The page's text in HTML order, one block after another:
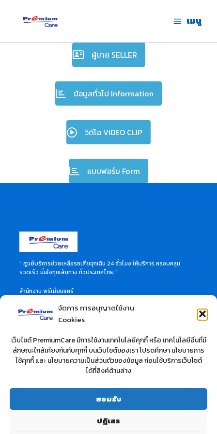
จัดการ การอนุญาตใช้งาน
Cookies
เว็บไซต์ PremiumCare มีการใช้งานเทคโนโลยีคุกกี้ หรือ เทคโนโลยีอื่นที่มี
ลักษณะใกล้เคียงกันกับคุกกี้ บนเว็บไซต์ของเรา โปรดศึกษา นโยบายการ
ใช้คุกกี้ และ นโยบายความเป็นส่วนตัวของข้อมูล ก่อนใช้บริการเว็บไซต์
ได้ที่ลิงค์ด้านล่าง
ยอมรับ
ปฏิเสธ
เมนู
ผู้ขาย SELLER
ข้อมูลทั่วไป Information
วิดีโอ VIDEO CLIP
แบบฟอร์ม Form
" ศูนย์บริการช่วยเหลือรถเสียฉุกเฉิน 24 ชั่วโมง ให้บริการ ครอบคลุม
รวดเร็ว มั่นใจทุกเส้นทาง ทั่วประเทศไทย "
สำนักงาน พรีเมี่ยมแคร์
กรุงเทพมหานคร 10310
สอบถามข้อมูลเพิ่มเติมได้ที่
บริษัท ที.วี.ซี. คาร์แคร์ จำกัด
สำนักงาน : 10/37 ซอยลาดพร้าว 28 ถนนลาดพร้าว
แขวงจันทรเกษม เขตวังทองหลาง กรุงเทพฯ 10900 จำกัด
โทร : 02-512-0283
www.premium-carcare.com